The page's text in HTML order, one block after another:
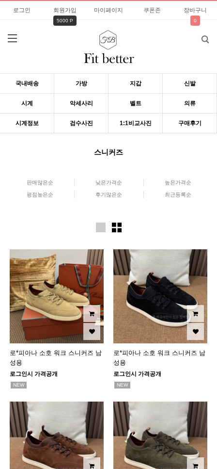
로그인 회원가입
5000 P
마이페이지 쿠폰존 장바구니
0
국내배송 가방 지갑 신발
시계 악세사리 벨트 의류
시계정보 검수사진 1:1비교사진 구매후기
스니커즈
판매많은순 낮은가격순 높은가격순
평점높은순 후기많은순 최근등록순
로*피아나 소호 워크 스니커즈 남
성용
로그인시 가격공개
NEW
로*피아나 소호 워크 스니커즈 남
성용
로그인시 가격공개
NEW